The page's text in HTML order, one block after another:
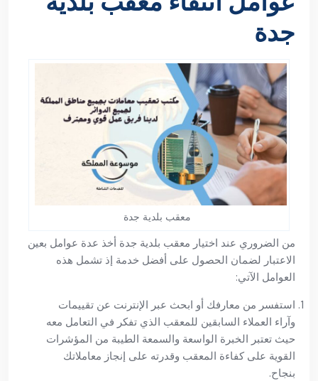
جدة
معقب بلدية جدة
من الضروري عند اختيار معقب بلدية جدة أخذ عدة عوامل بعين
الاعتبار لضمان الحصول على أفضل خدمة إذ تشمل هذه
العوامل الآتي:
استفسر من معارفك أو ابحث عبر الإنترنت عن تقييمات
وآراء العملاء السابقين للمعقب الذي تفكر في التعامل معه
حيث تعتبر الخبرة الواسعة والسمعة الطيبة من المؤشرات
القوية على كفاءة المعقب وقدرته على إنجاز معاملاتك
بنجاح.